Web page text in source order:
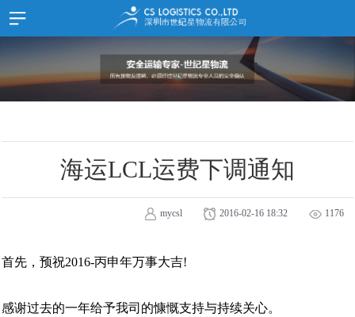
HOME SITEMAP
JOIN LOGIN
公司介绍
服务项目
货物追踪
文档样式
公告事项
联系我们
海运LCL运费下调通知
mycsl 2016-02-16 18:32 1176
首先，预祝2016-丙申年万事大吉!
感谢过去的一年给予我司的慷慨支持与持续关心。